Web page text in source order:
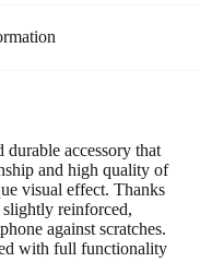
durable accessory that
and high quality of
visual effect. Thanks
slightly reinforced,
against scratches.
with full functionality